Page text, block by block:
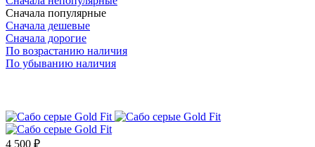
Сначала популярные
Сначала дешевые
Сначала дорогие
По возрастанию наличия
По убыванию наличия
4 500 ₽